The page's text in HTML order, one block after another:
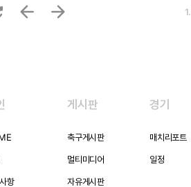
arrow_back arrow_forward
항
게시판
축구게시판
멀티미디어
자유게시판
경기
매치리포트
일정